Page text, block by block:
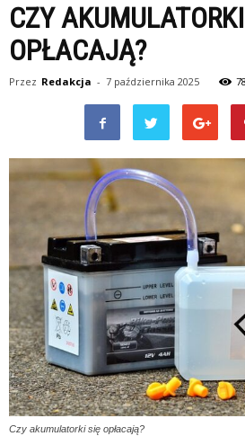
CZY
OPŁACAJĄ?
Przez Redakcja - 7 października 2025
Czy akumulatorki się opłacają?